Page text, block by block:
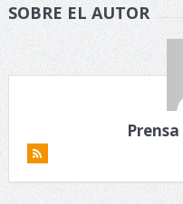
SOBRE EL AUTOR